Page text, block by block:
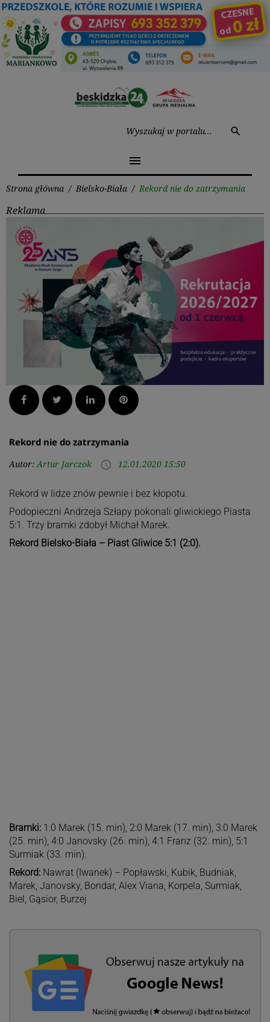
Przejdź
do
treści
search
menu
Strona główna / Bielsko-Biała / Rekord nie do zatrzymania
Reklama
Facebook Twitter LinkedInPinterest
Rekord nie do zatrzymania
Autor:Artur Jarczok access_time 12.01.2020 15:50
Rekord w lidze znów pewnie i bez kłopotu.
Podopieczni Andrzeja Szłapy pokonali gliwickiego Piasta
5:1. Trzy bramki zdobył Michał Marek.
Rekord Bielsko-Biała – Piast Gliwice 5:1 (2:0).
Bramki:1:0 Marek (15. min), 2:0 Marek (17. min), 3:0 Marek
(25. min), 4:0 Janovsky (26. min), 4:1 Franz (32. min), 5:1
Surmiak (33. min).
Rekord:Nawrat (Iwanek) – Popławski, Kubik, Budniak,
Marek, Janovsky, Bondar, Alex Viana, Korpela, Surmiak,
Biel, Gąsior, Burzej